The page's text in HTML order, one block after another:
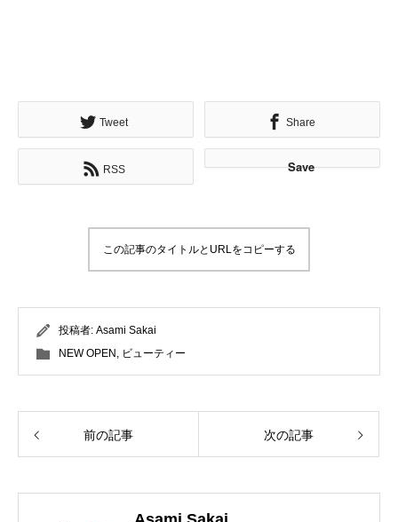
Tweet Share
RSS Save
この記事のタイトルとURLをコピーする
投稿者: Asami Sakai
NEW OPEN , ビューティー
前の記事 次の記事